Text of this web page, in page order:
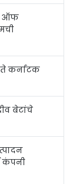
ऑफ
कर्नाटक
बेटांचे
कंपनी